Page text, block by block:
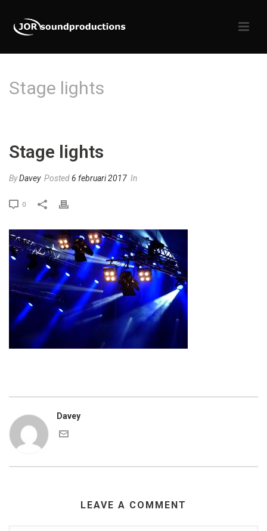
Stage lights
Stage lights
ByDavey Posted6 februari 2017 In
0
Davey
LEAVE A COMMENT